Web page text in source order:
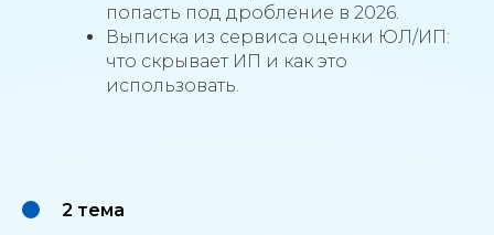
попасть под дробление в 2026.
Выписка из сервиса оценки ЮЛ/ИП:
что скрывает ИП и как это
использовать.
2 тема